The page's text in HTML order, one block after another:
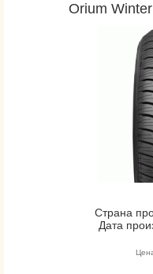
Orium
Страна
Дата